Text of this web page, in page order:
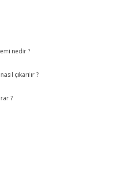
nedir ?
çıkarılır ?
?